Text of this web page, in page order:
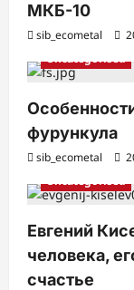
МКБ-10
sib_ecometal
Uncategorised
фурункула
sib_ecometal
Uncategorised
Евгений
человека,
счастье